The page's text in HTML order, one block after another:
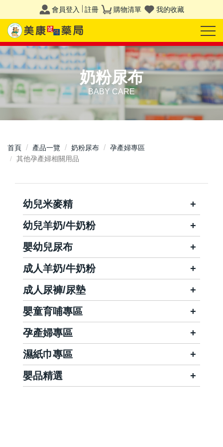
會員登入 註冊 購物清單 我的收藏
奶粉尿布
BABY CARE
首頁 產品一覽 奶粉尿布
孕產婦專區
其他孕產婦相關用品
幼兒米麥精
幼兒羊奶/牛奶粉
嬰幼兒尿布
成人羊奶/牛奶粉
成人尿褲/尿墊
嬰童育哺專區
孕產婦專區
濕紙巾專區
嬰品精選